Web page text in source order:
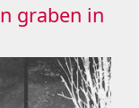
graben in